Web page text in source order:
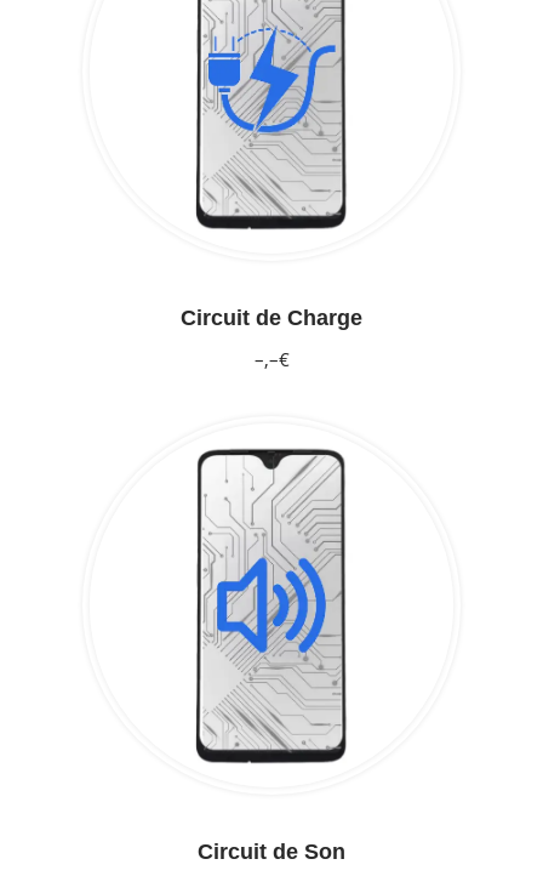
Circuit de Charge
–,–€
Circuit de Son